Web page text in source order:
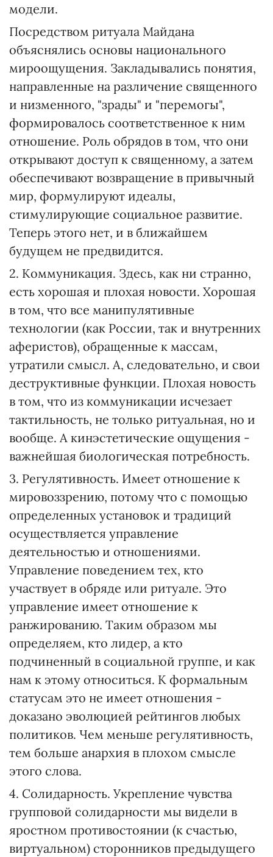
модели.
Посредством ритуала Майдана
объяснялись основы национального
мироощущения. Закладывались понятия,
направленные на различение священного
и низменного, "зрады" и "перемогы",
формировалось соответственное к ним
отношение. Роль обрядов в том, что они
открывают доступ к священному, а затем
обеспечивают возвращение в привычный
мир, формулируют идеалы,
стимулирующие социальное развитие.
Теперь этого нет, и в ближайшем
будущем не предвидится.
2. Коммуникация. Здесь, как ни странно,
есть хорошая и плохая новости. Хорошая
в том, что все манипулятивные
технологии (как России, так и внутренних
аферистов), обращенные к массам,
утратили смысл. А, следовательно, и свои
деструктивные функции. Плохая новость
в том, что из коммуникации исчезает
тактильность, не только ритуальная, но и
вообще. А кинэстетические ощущения -
важнейшая биологическая потребность.
3. Регулятивность. Имеет отношение к
мировоззрению, потому что с помощью
определенных установок и традиций
осуществляется управление
деятельностью и отношениями.
Управление поведением тех, кто
участвует в обряде или ритуале. Это
управление имеет отношение к
ранжированию. Таким образом мы
определяем, кто лидер, а кто
подчиненный в социальной группе, и как
нам к этому относиться. К формальным
статусам это не имеет отношения -
доказано эволюцией рейтингов любых
политиков. Чем меньше регулятивность,
тем больше анархия в плохом смысле
этого слова.
4. Солидарность. Укрепление чувства
групповой солидарности мы видели в
яростном противостоянии (к счастью,
виртуальном) сторонников предыдущего